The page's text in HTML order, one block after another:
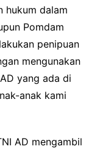
hukum dalam
Pomdam
penipuan
mengunakan
yang ada di
anak kami
AD mengambil